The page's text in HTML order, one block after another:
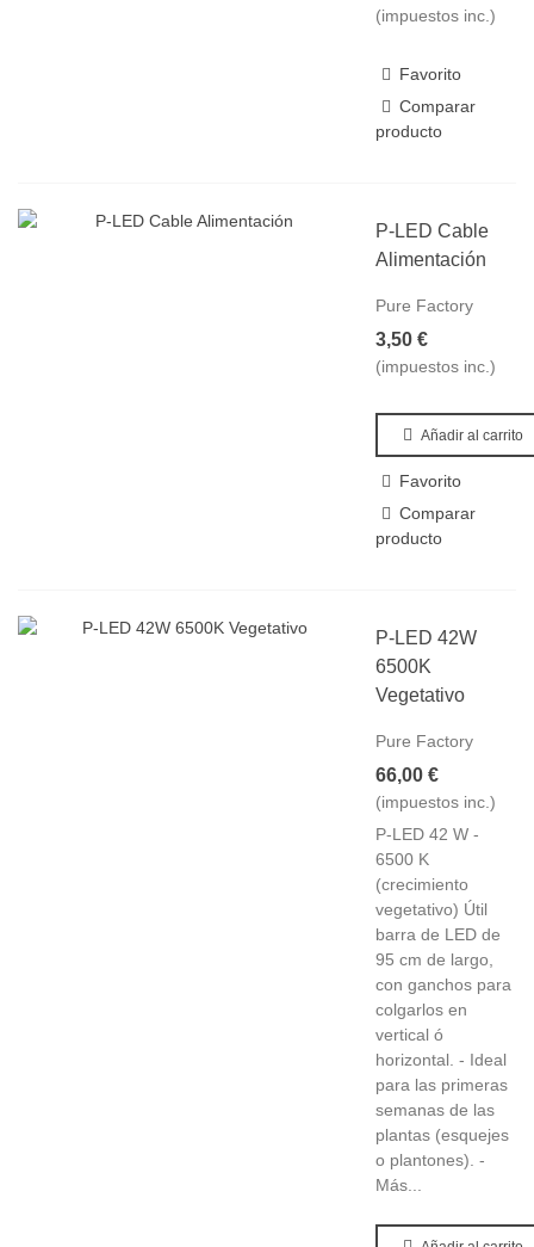
(impuestos inc.)
Favorito
Comparar
producto
P-LED Cable
Alimentación
Pure Factory
3,50 €
(impuestos inc.)
Añadir al carrito
Favorito
Comparar
producto
P-LED 42W
6500K
Vegetativo
Pure Factory
66,00 €
(impuestos inc.)
P-LED 42 W -
6500 K
(crecimiento
vegetativo) Útil
barra de LED de
95 cm de largo,
con ganchos para
colgarlos en
vertical ó
horizontal. - Ideal
para las primeras
semanas de las
plantas (esquejes
o plantones). -
Más...